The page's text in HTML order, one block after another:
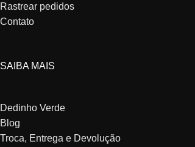
Rastrear pedidos
Contato
SAIBA MAIS
Dedinho Verde
Blog
Troca, Entrega e Devolução